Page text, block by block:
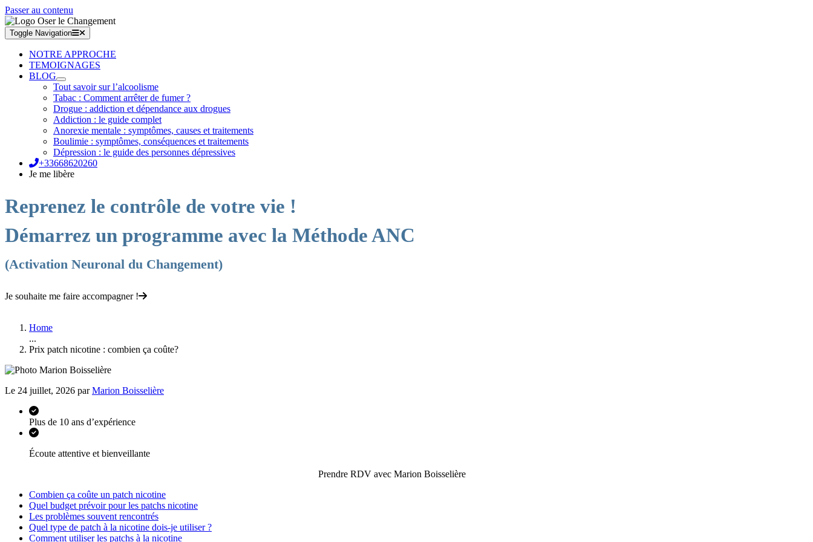
Passer au contenu
Toggle Navigation
NOTRE APPROCHE
TEMOIGNAGES
BLOG
Tout savoir sur l’alcoolisme
Tabac : Comment arrêter de fumer ?
Drogue : addiction et dépendance aux drogues
Addiction : le guide complet
Anorexie mentale : symptômes, causes et traitements
Boulimie : symptômes, conséquences et traitements
Dépression : le guide des personnes dépressives
+33668620260
Je me libère
Reprenez le contrôle de votre vie !
Démarrez un programme avec la Méthode ANC
(Activation Neuronal du Changement)
Je souhaite me faire accompagner !
Home
...
Prix patch nicotine : combien ça coûte?
Le 24 juillet, 2026 parMarion Boisselière
Plus de 10 ans d’expérience
Écoute attentive et bienveillante
Prendre RDV avec Marion Boisselière
Combien ça coûte un patch nicotine
Quel budget prévoir pour les patchs nicotine
Les problèmes souvent rencontrés
Quel type de patch à la nicotine dois-je utiliser ?
Comment utiliser les patchs à la nicotine